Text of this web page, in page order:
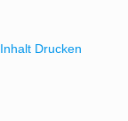
Inhalt Drucken